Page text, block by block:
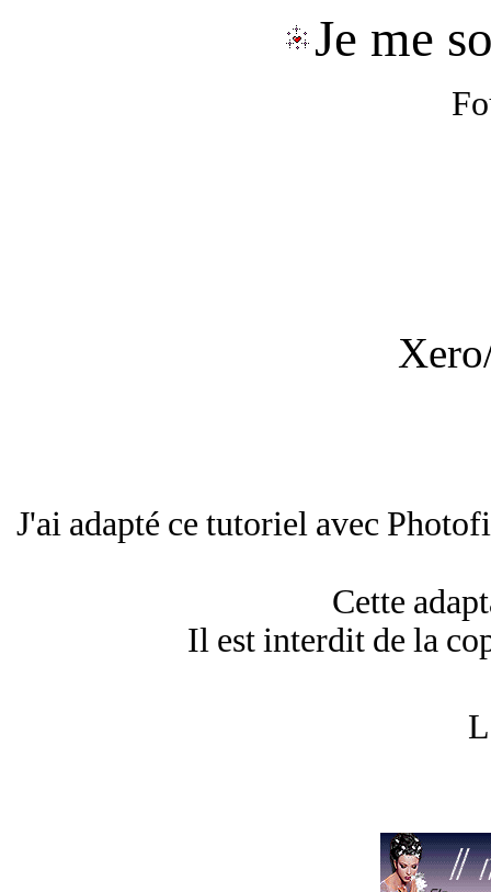
Je me
J'ai adapté ce tutoriel avec
Cette
Il est interdit de la